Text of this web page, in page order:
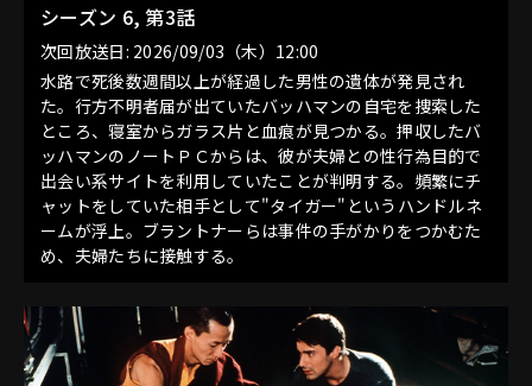
シーズン 6, 第3話
次回放送日: 2026/09/03（木）12:00
水路で死後数週間以上が経過した男性の遺体が発見され
た。行方不明者届が出ていたバッハマンの自宅を捜索した
ところ、寝室からガラス片と血痕が見つかる。押収したバ
ッハマンのノートＰＣからは、彼が夫婦との性行為目的で
出会い系サイトを利用していたことが判明する。頻繁にチ
ャットをしていた相手として"タイガー"というハンドルネ
ームが浮上。ブラントナーらは事件の手がかりをつかむた
め、夫婦たちに接触する。